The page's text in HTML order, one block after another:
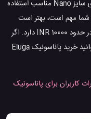
باشد. شاید بهتر باشد بدانید سیم کارت های سایز Nano مناسب استفاده
شما مهم است، بهتر است
بدانید پاناسونیک Eluga Ray 800 قیمت در حدود 10000 INR دارد. اگر
طرفدار محصولات قیمت بالا هستید، می توانید خرید پاناسونیک Eluga
کاربران برای پاناسونیک